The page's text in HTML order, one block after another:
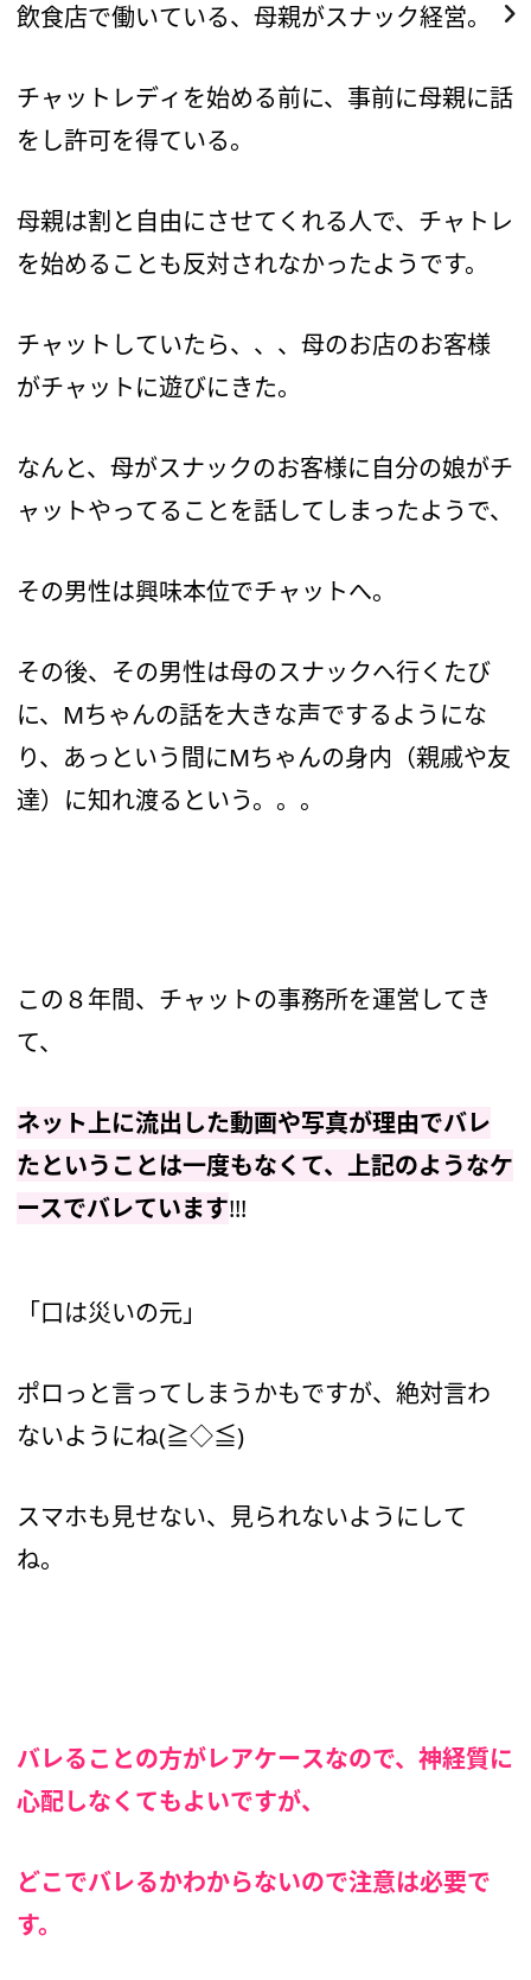
飲食店で働いている、母親がスナック経営。
チャットレディを始める前に、事前に母親に話
をし許可を得ている。
母親は割と自由にさせてくれる人で、チャトレ
を始めることも反対されなかったようです。
チャットしていたら、、、母のお店のお客様
がチャットに遊びにきた。
なんと、母がスナックのお客様に自分の娘がチ
ャットやってることを話してしまったようで、
その男性は興味本位でチャットへ。
その後、その男性は母のスナックへ行くたび
に、Mちゃんの話を大きな声でするようにな
り、あっという間にMちゃんの身内（親戚や友
達）に知れ渡るという。。。
この８年間、チャットの事務所を運営してき
て、
ネット上に流出した動画や写真が理由でバレ
たということは一度もなくて、上記のようなケ
ースでバレています!!!
「口は災いの元」
ポロっと言ってしまうかもですが、絶対言わ
ないようにね(≧◇≦)
スマホも見せない、見られないようにして
ね。
バレることの方がレアケースなので、神経質に
心配しなくてもよいですが、
どこでバレるかわからないので注意は必要で
す。